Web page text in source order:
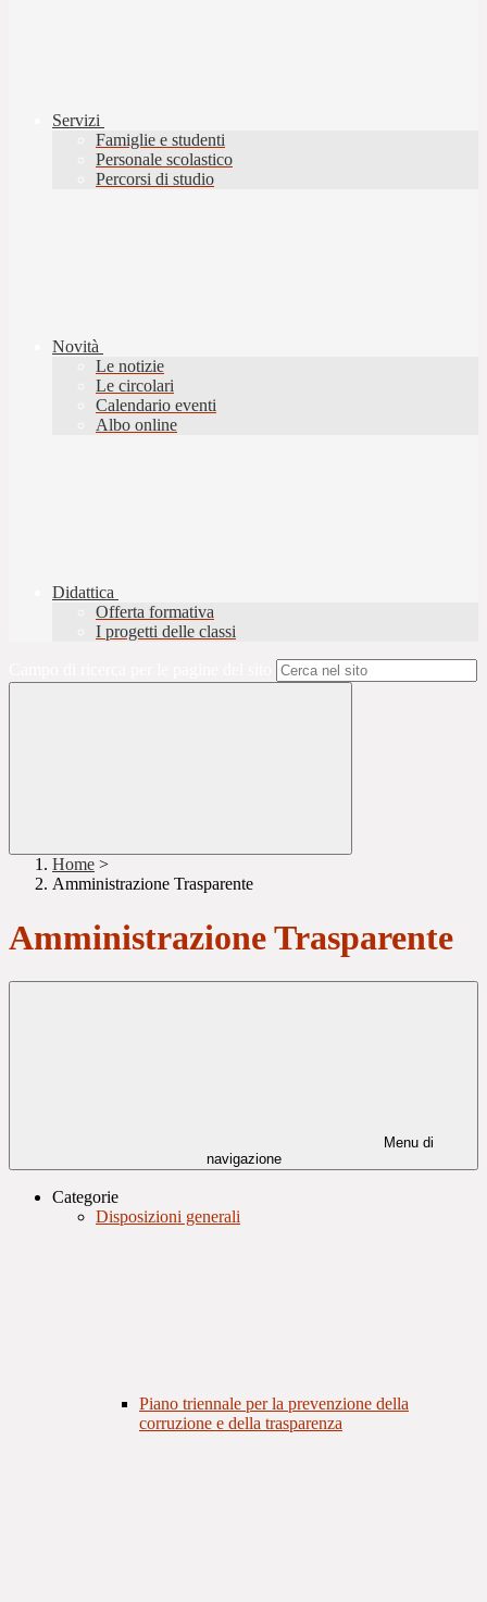
Servizi
Famiglie e studenti
Personale scolastico
Percorsi di studio
Novità
Le notizie
Le circolari
Calendario eventi
Albo online
Didattica
Offerta formativa
I progetti delle classi
Home >
Amministrazione Trasparente
Amministrazione Trasparente
Menu di
navigazione
Categorie
Disposizioni generali
Piano triennale per la prevenzione della
corruzione e della trasparenza